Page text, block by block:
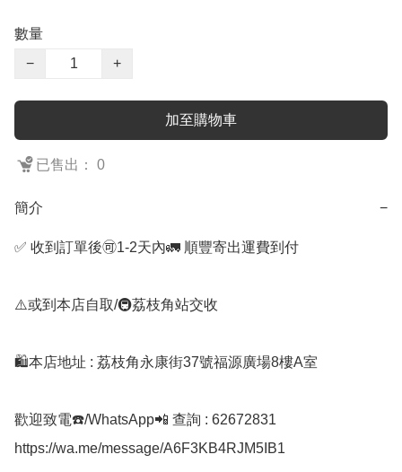
數量
−
+
加至購物車
已售出： 0
簡介 −
✅ 收到訂單後🉑1-2天內🚛 順豐寄出運費到付
⚠️或到本店自取/🚇荔枝角站交收
🛍️本店地址 : 荔枝角永康街37號福源廣場8樓A室
歡迎致電☎️/WhatsApp📲 查詢 : 62672831